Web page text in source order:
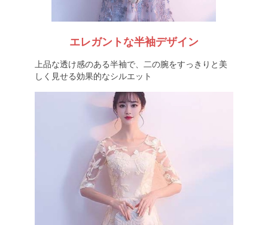
エレガントな半袖デザイン
上品な透け感のある半袖で、二の腕をすっきりと美
しく見せる効果的なシルエット